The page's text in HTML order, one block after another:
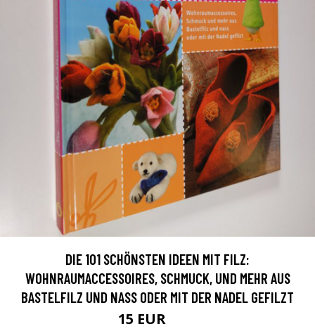
DIE 101 SCHÖNSTEN IDEEN MIT FILZ:
WOHNRAUMACCESSOIRES, SCHMUCK, UND MEHR AUS
BASTELFILZ UND NASS ODER MIT DER NADEL GEFILZT
15 EUR